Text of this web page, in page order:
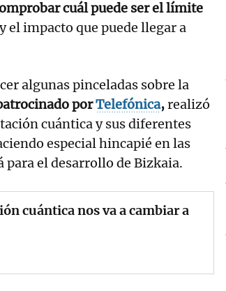
cuál puede ser el límite
el impacto que puede llegar a
algunas pinceladas sobre la
porTelefónica,realizó
cuántica y sus diferentes
especial hincapié en las
el desarrollo de Bizkaia.
cuántica nos va a cambiar a